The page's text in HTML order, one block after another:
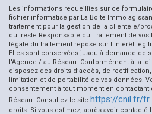
Taxe foncière
Habitants de moins de 25 ans
Habitants de 25 à 55 ans
Habitants de plus de 55 ans
Nombre d'enfants par famille
Familles sans enfant
Les informations recueillies sur ce
fichier informatisé par La Boite Immo
traitement pour la gestion de la clientèle/
qui reste Responsable du Traitement de
légale du traitement repose sur l'intérêt
Elles sont conservées jusqu'à demande de
l'Agence / au Réseau. Conformément à la
disposez des droits d’accès, de
limitation et de portabilité de vos données.
consentement à tout moment en contactant
Réseau. Consultez le site https://cnil.fr/fr
droits. Si vous estimez, après avoir contacté